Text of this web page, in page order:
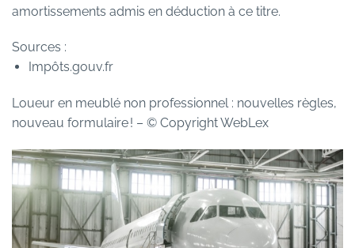
amortissements admis en déduction à ce titre.
Sources :
Impôts.gouv.fr
Loueur en meublé non professionnel : nouvelles règles,
nouveau formulaire ! – © Copyright WebLex